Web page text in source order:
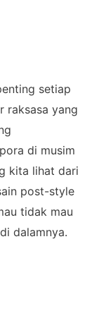
setiap
raksasa yang
di musim
kita lihat dari
post-style
tidak mau
dalamnya.